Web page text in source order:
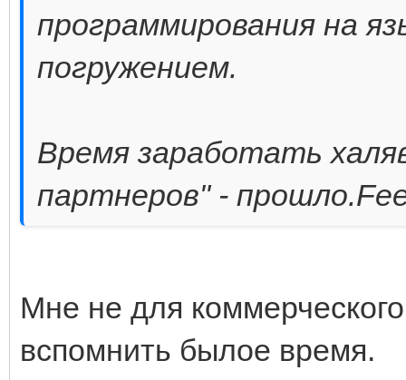
программирования на
погружением.
Время заработать
партнеров" -
Мне не для
вспомнить былое время.